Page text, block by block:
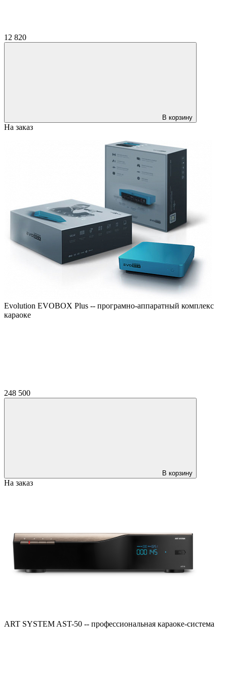
12 820
В корзину
На заказ
Evolution EVOBOX Plus -- програмно-аппаратный комплекс
караоке
248 500
В корзину
На заказ
ART SYSTEM AST-50 -- профессиональная караоке-система